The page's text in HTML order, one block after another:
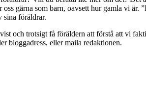
gärna som barn, oavsett hur gamla vi
sina föräldrar.
och trotsigt få föräldern att förstå att vi
bloggadress, eller maila redaktionen.